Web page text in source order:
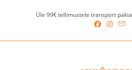
Üle 99€ tellimustele transport